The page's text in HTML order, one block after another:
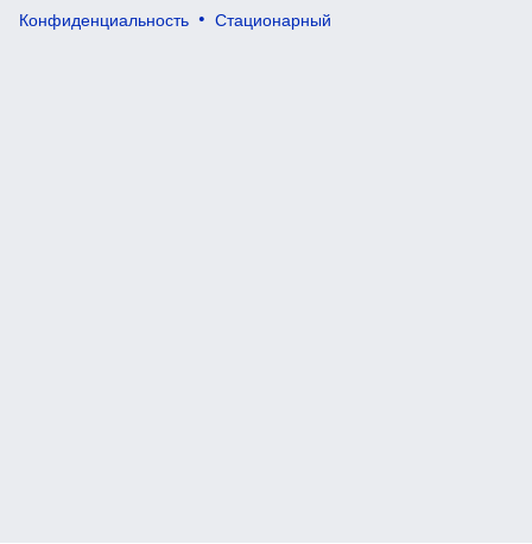
Конфиденциальность
Стационарный